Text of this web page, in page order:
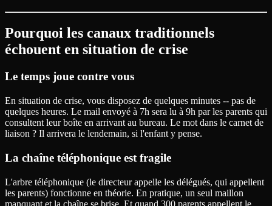
Pourquoi les canaux traditionnels
échouent en situation de crise
Le temps joue contre vous
En situation de crise, vous disposez de quelques minutes -- pas de
quelques heures. Le mail envoyé à 7h sera lu à 9h par les parents qui
consultent leur boîte en arrivant au bureau. Le mot dans le carnet de
liaison ? Il arrivera le lendemain, si l'enfant y pense.
La chaîne téléphonique est fragile
L'arbre téléphonique (le directeur appelle les délégués, qui appellent
les parents) fonctionne en théorie. En pratique, un seul maillon
manquant et la chaîne se brise. Et quand 300 parents appellent le